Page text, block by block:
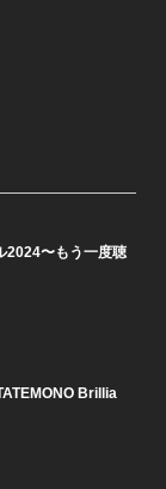
2024〜もう一度聴
Brillia